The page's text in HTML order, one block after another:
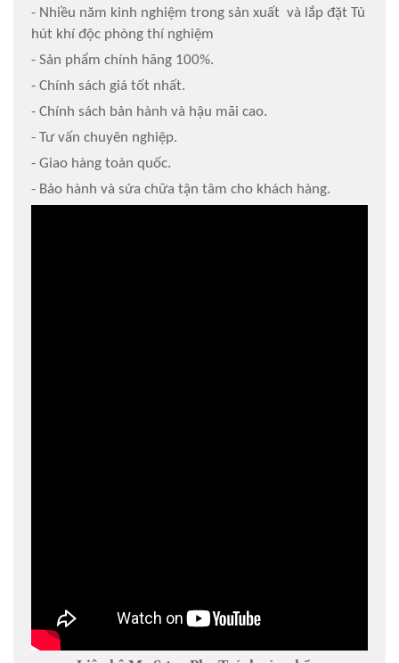
- Nhiều năm kinh nghiệm trong sản xuất và lắp đặt Tủ
hút khí độc phòng thí nghiệm
- Sản phẩm chính hãng 100%.
- Chính sách giá tốt nhất.
- Chính sách bản hành và hậu mãi cao.
- Tư vấn chuyên nghiệp.
- Giao hàng toàn quốc.
- Bảo hành và sửa chữa tận tâm cho khách hàng.